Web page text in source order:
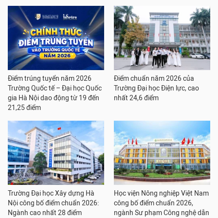
Điểm trúng tuyển năm 2026
Trường Quốc tế – Đại học Quốc
gia Hà Nội dao động từ 19 đến
21,25 điểm
Điểm chuẩn năm 2026 của
Trường Đại học Điện lực, cao
nhất 24,6 điểm
Trường Đại học Xây dựng Hà
Nội công bố điểm chuẩn 2026:
Ngành cao nhất 28 điểm
Học viện Nông nghiệp Việt Nam
công bố điểm chuẩn 2026,
ngành Sư phạm Công nghệ dẫn